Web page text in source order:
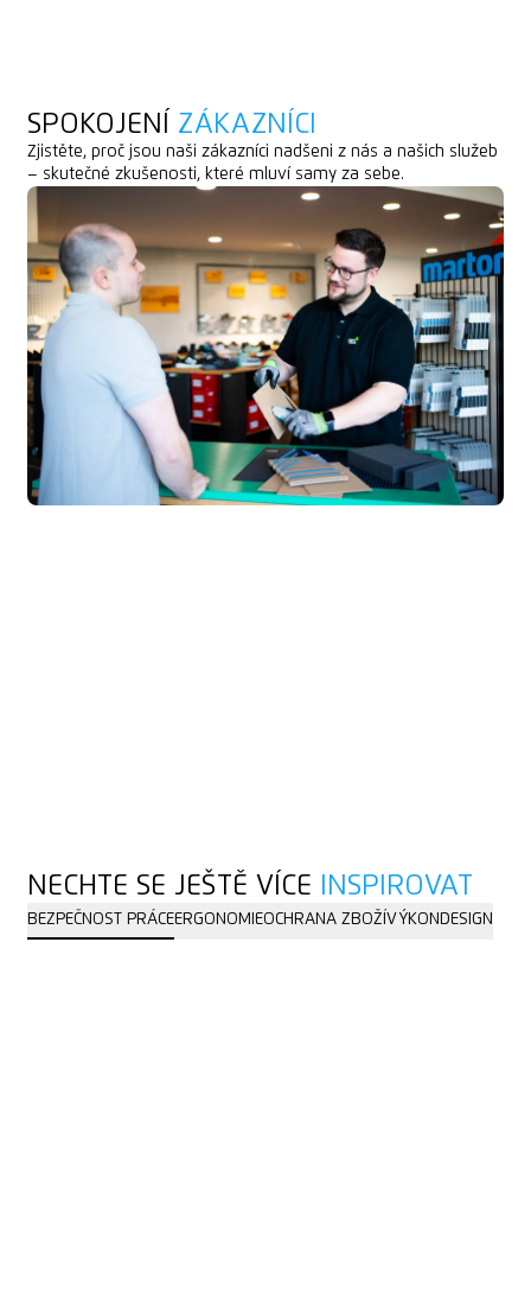
SPOKOJENÍ ZÁKAZNÍCI
Zjistěte, proč jsou naši zákazníci nadšeni z nás a našich služeb
– skutečné zkušenosti, které mluví samy za sebe.
NECHTE SE JEŠTĚ VÍCE INSPIROVAT
BEZPEČNOST PRÁCEERGONOMIEOCHRANA ZBOŽÍ VÝKON DESIGN